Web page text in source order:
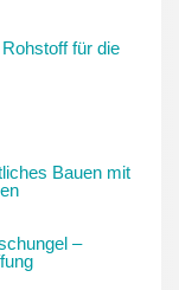
für die
Bauen mit
–